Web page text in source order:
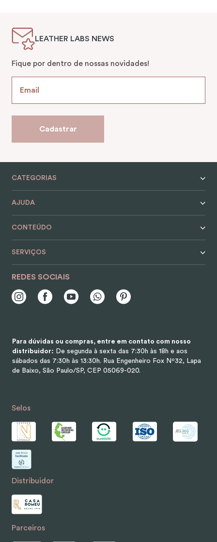
LEATHER LABS NEWS
Fique por dentro de nossas novidades!
Cadastrar
CATEGORIAS
AJUDA
CONTEÚDO
SERVIÇOS
REDES SOCIAIS
Para dúvidas ou compras, entre em contato com nosso
distribuidor: De segunda à sexta das 7:30h às 18h e aos
sábados das 7:30h às 13:30h. Rua Engenheiro Fox Nº32, Lapa
de Baixo, São Paulo/SP, CEP 05069-020.
Selos
Distribuidor
Parceiros